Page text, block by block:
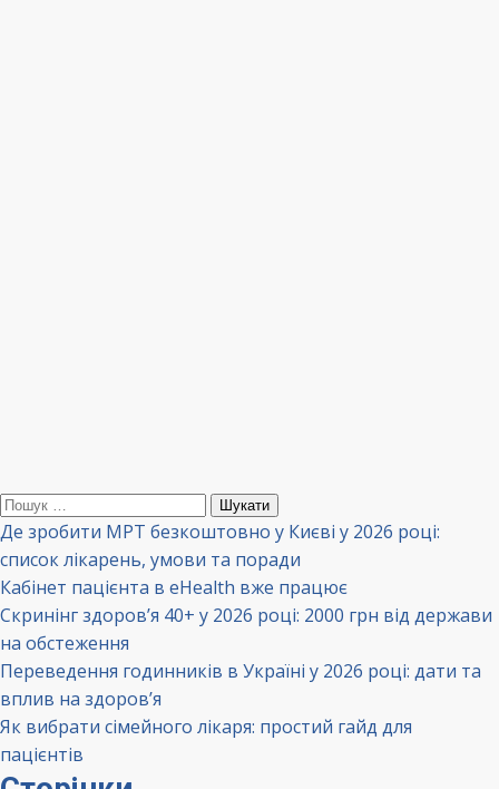
Пошук:
Де зробити МРТ безкоштовно у Києві у 2026 році:
список лікарень, умови та поради
Кабінет пацієнта в eHealth вже працює
Скринінг здоров’я 40+ у 2026 році: 2000 грн від держави
на обстеження
Переведення годинників в Україні у 2026 році: дати та
вплив на здоров’я
Як вибрати сімейного лікаря: простий гайд для
пацієнтів